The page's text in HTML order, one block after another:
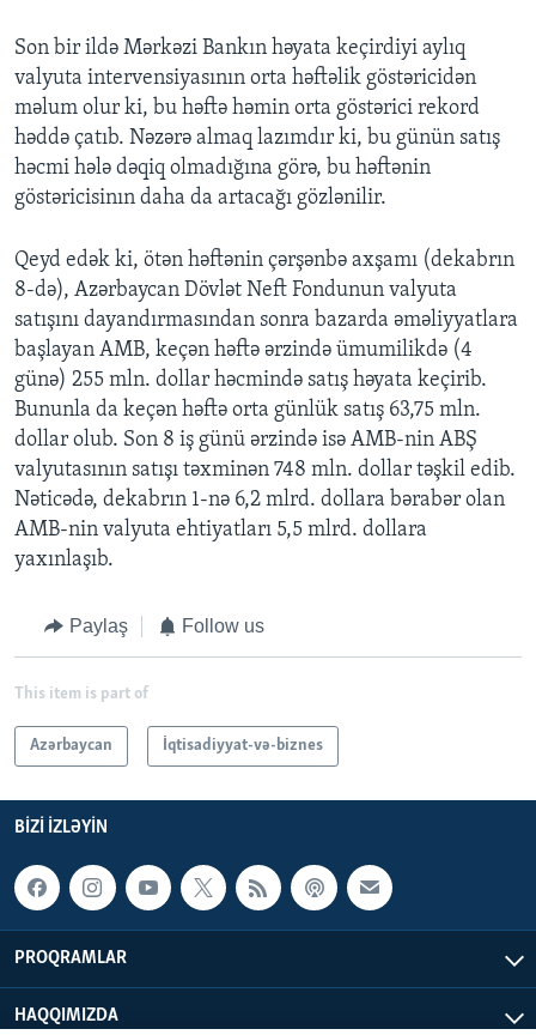
Son bir ildə Mərkəzi Bankın həyata keçirdiyi aylıq
valyuta intervensiyasının orta həftəlik göstəricidən
məlum olur ki, bu həftə həmin orta göstərici rekord
həddə çatıb. Nəzərə almaq lazımdır ki, bu günün satış
həcmi hələ dəqiq olmadığına görə, bu həftənin
göstəricisinın daha da artacağı gözlənilir.
Qeyd edək ki, ötən həftənin çərşənbə axşamı (dekabrın
8-də), Azərbaycan Dövlət Neft Fondunun valyuta
satışını dayandırmasından sonra bazarda əməliyyatlara
başlayan AMB, keçən həftə ərzində ümumilikdə (4
günə) 255 mln. dollar həcmində satış həyata keçirib.
Bununla da keçən həftə orta günlük satış 63,75 mln.
dollar olub. Son 8 iş günü ərzində isə AMB-nin ABŞ
valyutasının satışı təxminən 748 mln. dollar təşkil edib.
Nəticədə, dekabrın 1-nə 6,2 mlrd. dollara bərabər olan
AMB-nin valyuta ehtiyatları 5,5 mlrd. dollara
yaxınlaşıb.
Paylaş Follow us
This item is part of
Azərbaycan İqtisadiyyat-və-biznes
BIZI IZLƏYIN
PROQRAMLAR
HAQQIMIZDA